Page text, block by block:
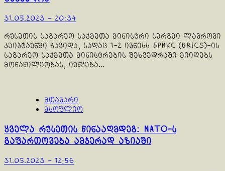
31.05.2023 - 20:34
რუსეთის საგარეო საქმეთა მინისტრი სერგეი ლავროვი
კეიპტაუნში ჩავიდა, სადაც 1-2 ივნისს БРИКС (BRICS)-ის
საგარეო საქმეთა მინისტრების შეხვედრაში მიიღებს
მონაწილეობას, იუწყება...
მთავარი
მსოფლიო
ყველა რუსეთის წინააღმდეგ: NATO-ს
გაფართოვება ამჯერად აზიაში
31.05.2023 - 12:56